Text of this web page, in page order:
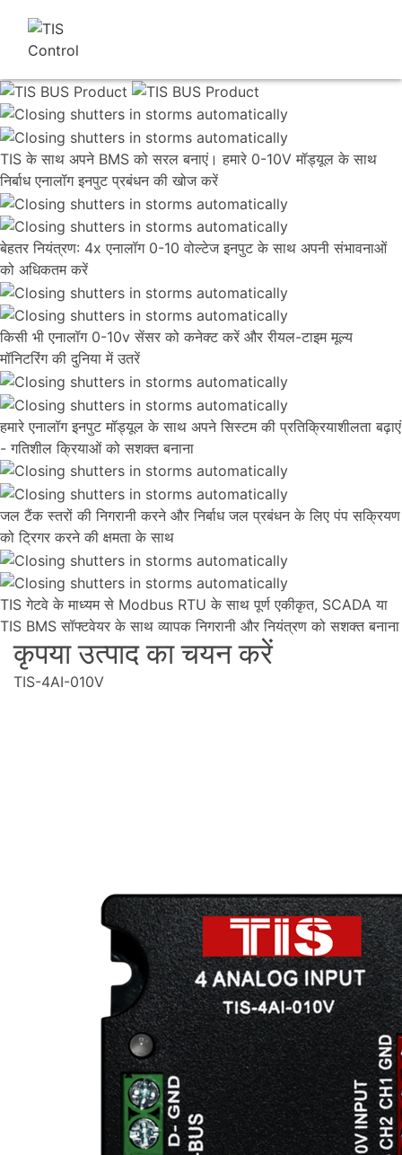
TIS के साथ अपने BMS को सरल बनाएं। हमारे 0-10V मॉड्यूल के साथ
निर्बाध एनालॉग इनपुट प्रबंधन की खोज करें
बेहतर नियंत्रण: 4x एनालॉग 0-10 वोल्टेज इनपुट के साथ अपनी संभावनाओं
को अधिकतम करें
किसी भी एनालॉग 0-10v सेंसर को कनेक्ट करें और रीयल-टाइम मूल्य
मॉनिटरिंग की दुनिया में उतरें
हमारे एनालॉग इनपुट मॉड्यूल के साथ अपने सिस्टम की प्रतिक्रियाशीलता बढ़ाएं
- गतिशील क्रियाओं को सशक्त बनाना
जल टैंक स्तरों की निगरानी करने और निर्बाध जल प्रबंधन के लिए पंप सक्रियण
को ट्रिगर करने की क्षमता के साथ
TIS गेटवे के माध्यम से Modbus RTU के साथ पूर्ण एकीकृत, SCADA या
TIS BMS सॉफ्टवेयर के साथ व्यापक निगरानी और नियंत्रण को सशक्त बनाना
कृपया उत्पाद का चयन करें
TIS-4AI-010V